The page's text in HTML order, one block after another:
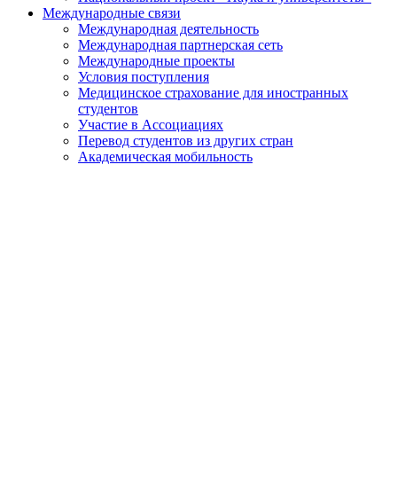
Международные связи
Международная деятельность
Международная партнерская сеть
Международные проекты
Условия поступления
Медицинское страхование для иностранных
студентов
Участие в Ассоциациях
Перевод студентов из других стран
Академическая мобильность